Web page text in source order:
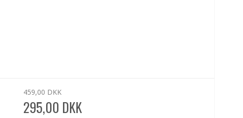
459,00 DKK
295,00 DKK